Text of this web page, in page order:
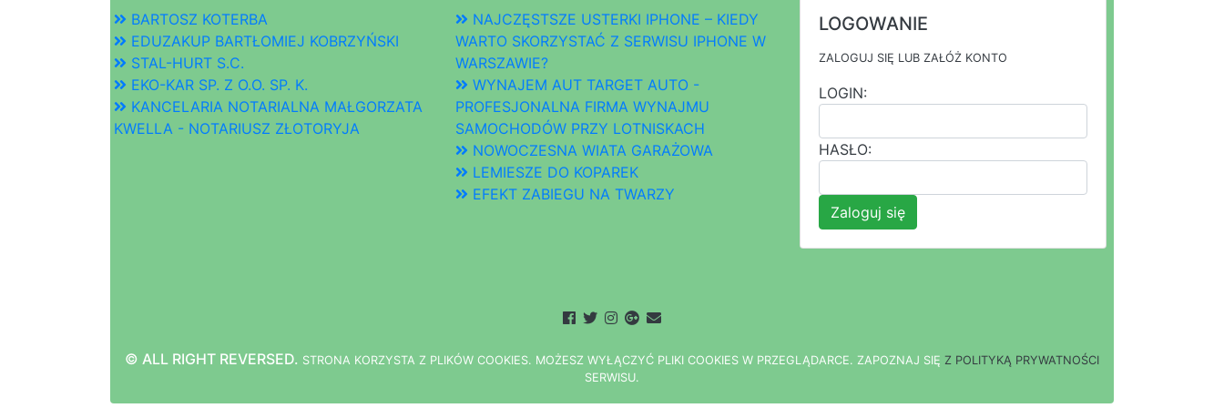
BARTOSZ KOTERBA
EDUZAKUP BARTŁOMIEJ KOBRZYŃSKI
STAL-HURT S.C.
EKO-KAR SP. Z O.O. SP. K.
KANCELARIA NOTARIALNA MAŁGORZATA
KWELLA - NOTARIUSZ ZŁOTORYJA
NAJCZĘSTSZE USTERKI IPHONE – KIEDY
WARTO SKORZYSTAĆ Z SERWISU IPHONE W
WARSZAWIE?
WYNAJEM AUT TARGET AUTO -
PROFESJONALNA FIRMA WYNAJMU
SAMOCHODÓW PRZY LOTNISKACH
NOWOCZESNA WIATA GARAŻOWA
LEMIESZE DO KOPAREK
EFEKT ZABIEGU NA TWARZY
LOGOWANIE
ZALOGUJ SIĘ LUB ZAŁÓŻ KONTO
LOGIN:
HASŁO:
Zaloguj się
© ALL RIGHT REVERSED. STRONA KORZYSTA Z PLIKÓW COOKIES. MOŻESZ WYŁ ĄCZYĆ PL IKI COOKIES W PRZEGLĄDARCE. ZAPOZNAJ SIĘ Z POLITYKĄ PRYWATNOŚCI
SERWISU.